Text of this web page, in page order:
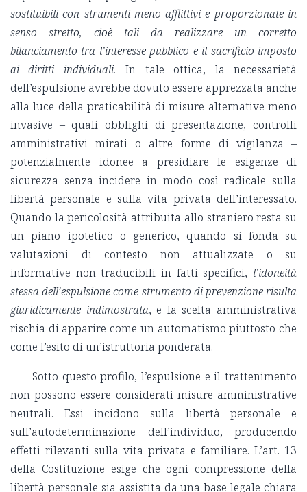
sostituibili con strumenti meno afflittivi e proporzionate in
senso stretto, cioè tali da realizzare un corretto
bilanciamento tra l’interesse pubblico e il sacrificio imposto
ai diritti individuali. In tale ottica, la necessarietà
dell’espulsione avrebbe dovuto essere apprezzata anche
alla luce della praticabilità di misure alternative meno
invasive – quali obblighi di presentazione, controlli
amministrativi mirati o altre forme di vigilanza –
potenzialmente idonee a presidiare le esigenze di
sicurezza senza incidere in modo così radicale sulla
libertà personale e sulla vita privata dell’interessato.
Quando la pericolosità attribuita allo straniero resta su
un piano ipotetico o generico, quando si fonda su
valutazioni di contesto non attualizzate o su
informative non traducibili in fatti specifici, l’idoneità
stessa dell’espulsione come strumento di prevenzione risulta
giuridicamente indimostrata, e la scelta amministrativa
rischia di apparire come un automatismo piuttosto che
come l’esito di un’istruttoria ponderata.
Sotto questo profilo, l’espulsione e il trattenimento
non possono essere considerati misure amministrative
neutrali. Essi incidono sulla libertà personale e
sull’autodeterminazione dell’individuo, producendo
effetti rilevanti sulla vita privata e familiare. L’art. 13
della Costituzione esige che ogni compressione della
libertà personale sia assistita da una base legale chiara